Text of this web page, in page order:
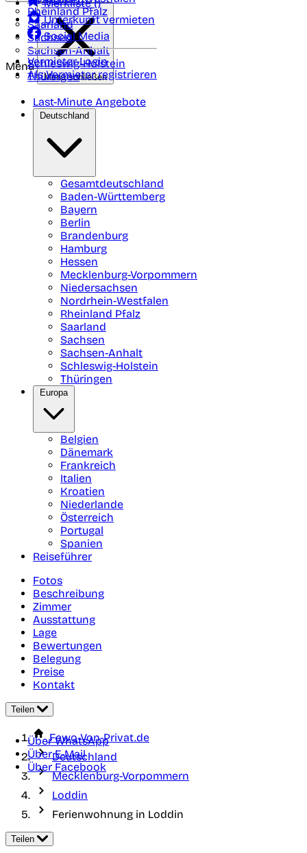
Rheinland Pfalz
Saarland
Sachsen
Sachsen-Anhalt
Schleswig-Holstein
Thüringen
Merkliste ()
Unterkunft vermieten
Social Media
Vermieter-Login
Als Vermieter registrieren
Menü
Menü schließen
Last-Minute Angebote
Deutschland
Gesamtdeutschland
Baden-Württemberg
Bayern
Berlin
Brandenburg
Hamburg
Hessen
Mecklenburg-Vorpommern
Niedersachsen
Nordrhein-Westfalen
Rheinland Pfalz
Saarland
Sachsen
Sachsen-Anhalt
Schleswig-Holstein
Thüringen
Europa
Belgien
Dänemark
Frankreich
Italien
Kroatien
Niederlande
Österreich
Portugal
Spanien
Reiseführer
Fotos
Beschreibung
Zimmer
Ausstattung
Lage
Bewertungen
Belegung
Preise
Kontakt
Teilen
Über WhatsApp
Über E-Mail
Über Facebook
Fewo-Von-Privat.de
Deutschland
Mecklenburg-Vorpommern
Loddin
Ferienwohnung in Loddin
Teilen